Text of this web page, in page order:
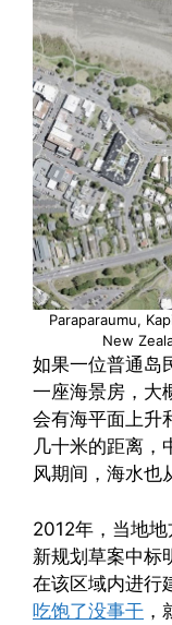
Paraparaumu,
New
如果一位普通岛
一座海景房，大
会有海平面上升
几十米的距离，
风期间，海水也
2012年，当地
新规划草案中标
在该区域内进行
吃饱了没事干